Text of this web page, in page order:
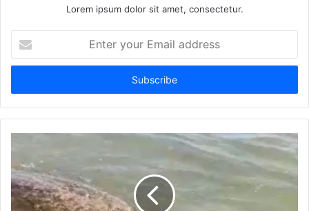
Lorem ipsum dolor sit amet, consectetur.
your
Email